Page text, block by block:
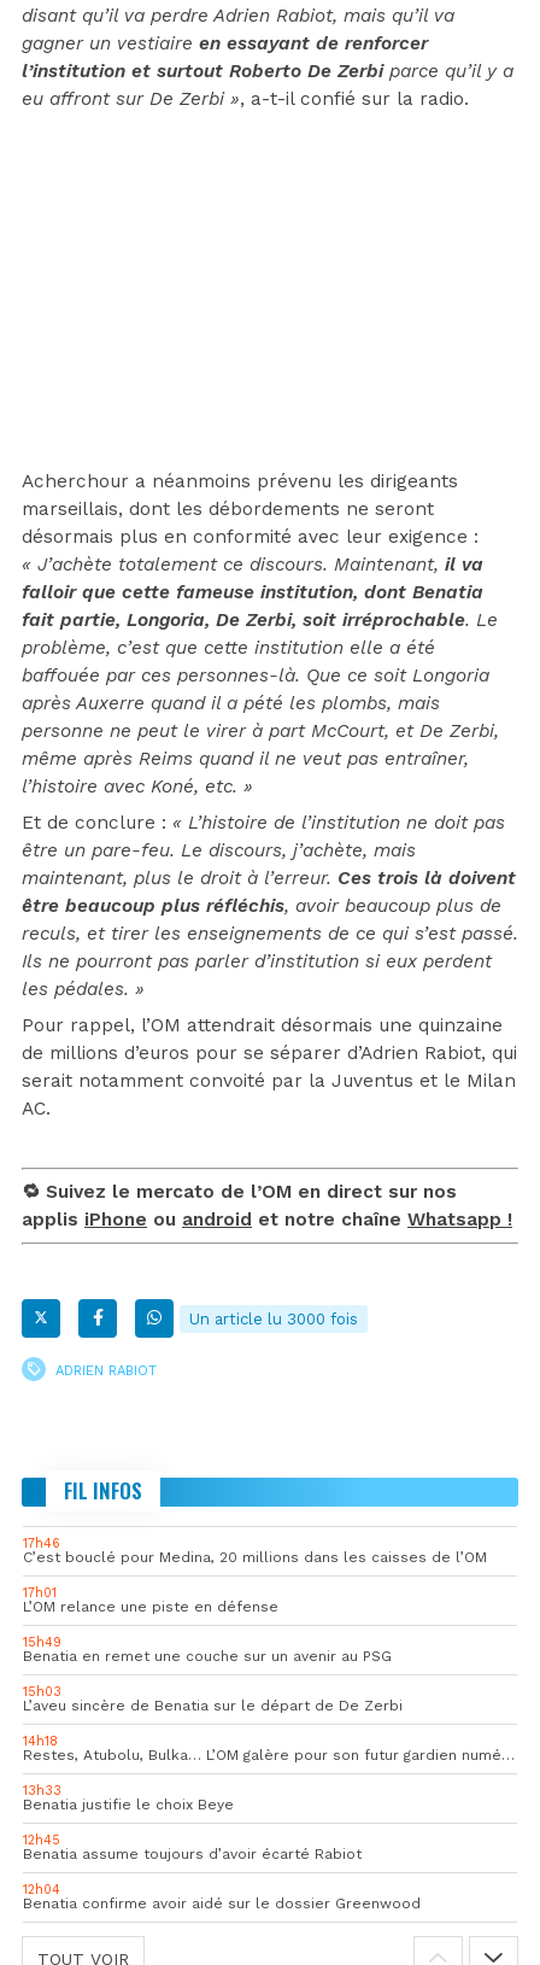
disant qu’il va perdre Adrien Rabiot, mais qu’il va
gagner un vestiaire en essayant de renforcer
l’institution et surtout Roberto De Zerbiparce qu’il y a
eu affront sur De Zerbi », a-t-il confié sur la radio.
Acherchour a néanmoins prévenu les dirigeants
marseillais, dont les débordements ne seront
désormais plus en conformité avec leur exigence :
« J’achète totalement ce discours. Maintenant, il va
falloir que cette fameuse institution, dont Benatia
fait partie, Longoria, De Zerbi, soit irréprochable. Le
problème, c’est que cette institution elle a été
baffouée par ces personnes-là. Que ce soit Longoria
après Auxerre quand il a pété les plombs, mais
personne ne peut le virer à part McCourt, et De Zerbi,
même après Reims quand il ne veut pas entraîner,
l’histoire avec Koné, etc. »
Et de conclure : « L’histoire de l’institution ne doit pas
être un pare-feu. Le discours, j’achète, mais
maintenant, plus le droit à l’erreur. Ces trois là doivent
être beaucoup plus réfléchis, avoir beaucoup plus de
reculs, et tirer les enseignements de ce qui s’est passé.
Ils ne pourront pas parler d’institution si eux perdent
les pédales. »
Pour rappel, l’OM attendrait désormais une quinzaine
de millions d’euros pour se séparer d’Adrien Rabiot, qui
serait notamment convoité par la Juventus et le Milan
AC.
🔁 Suivez le mercato de l’OM en direct sur nos
applis iPhone ou android et notre chaîne Whatsapp !
Un article lu 3000 fois
ADRIEN RABIOT
FIL INFOS
17h46
C’est bouclé pour Medina, 20 millions dans les caisses de l’OM
17h01
L’OM relance une piste en défense
15h49
Benatia en remet une couche sur un avenir au PSG
15h03
L’aveu sincère de Benatia sur le départ de De Zerbi
14h18
Restes, Atubolu, Bulka… L’OM galère pour son futur gardien numéro 1
13h33
Benatia justifie le choix Beye
12h45
Benatia assume toujours d’avoir écarté Rabiot
12h04
Benatia confirme avoir aidé sur le dossier Greenwood
TOUT VOIR